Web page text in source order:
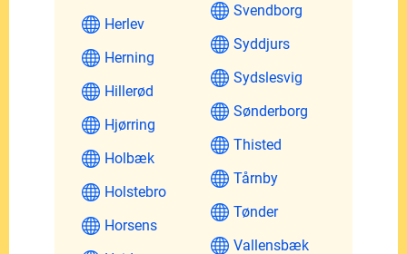
Herlev
Herning
Hillerød
Hjørring
Holbæk
Holstebro
Horsens
Svendborg
Syddjurs
Sydslesvig
Sønderborg
Thisted
Tårnby
Tønder
Vallensbæk